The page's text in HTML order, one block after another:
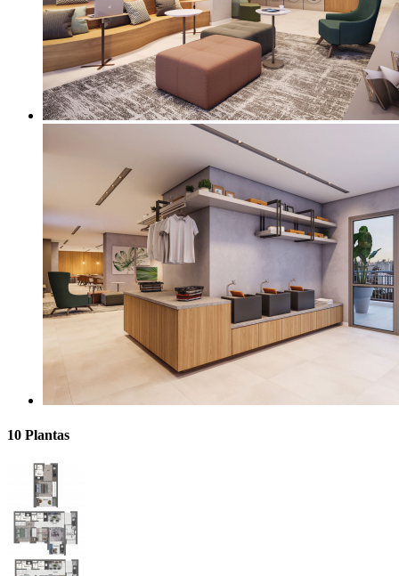
10 Plantas